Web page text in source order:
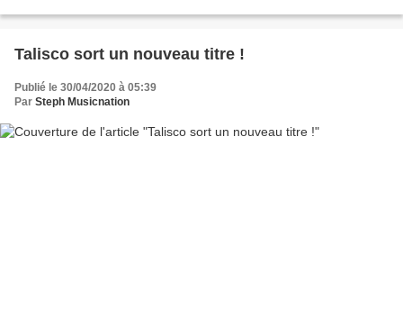
Talisco sort un nouveau titre !
Publié le 30/04/2020 à 05:39
Par Steph Musicnation